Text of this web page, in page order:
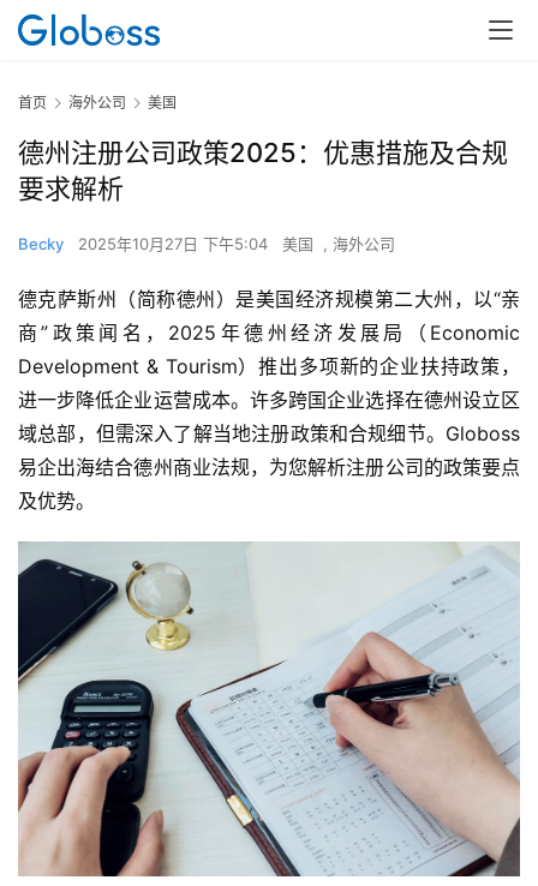
首页 海外公司 美国
德州注册公司政策2025：优惠措施及合规
要求解析
Becky 2025年10月27日 下午5:04 美国 , 海外公司
德克萨斯州（简称德州）是美国经济规模第二大州，以“亲
商”政策闻名，2025年德州经济发展局（Economic
Development & Tourism）推出多项新的企业扶持政策，
进一步降低企业运营成本。许多跨国企业选择在德州设立区
域总部，但需深入了解当地注册政策和合规细节。Globoss
易企出海结合德州商业法规，为您解析注册公司的政策要点
及优势。